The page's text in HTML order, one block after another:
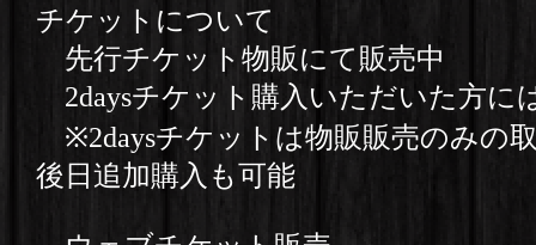
チケットについて
先行チケット物販にて販売中
2daysチケット購入いただいた方に
※2daysチケットは物販販売のみの
後日追加購入も可能